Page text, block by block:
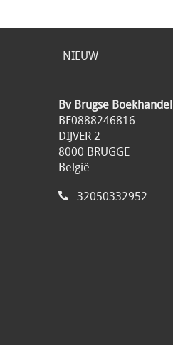
NIEUW
Bv Brugse Boekhandel
BE0888246816
DIJVER 2
8000 BRUGGE
België
32050332952